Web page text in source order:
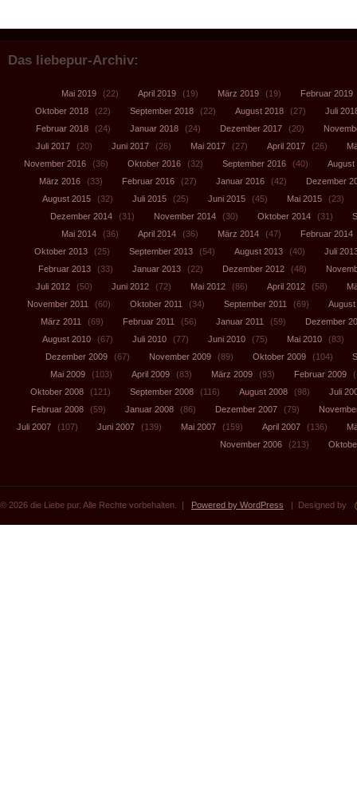
Das liebepur-Archiv:
Mai 2019 (22) April 2019 (19) März 2019 (19) Februar 2019
Oktober 2018
(22) September 2018 (22) August 2018 (27)
Juli
Februar 2018
(24) Januar 2018 (24) Dezember 2017 (20)
Juli 2017
(20) Juni 2017 (26) Mai 2017 (27) April 2017 (26)
November 2016
(36) Oktober 2016 (32) September 2016 (40)
August
März 2016
(33) Februar 2016 (27) Januar 2016 (42)
Dezember
August 2015
(32) Juli 2015 (25) Juni 2015 (45) Mai 2015
(23)
Dezember 2014
(31) November 2014 (30) Oktober 2014 (31)
Mai 2014
(36) April 2014 (36) März 2014 (47) Februar 2014
Oktober 2013
(25) September 2013 (54) August 2013 (40)
Juli
Februar 2013
(33) Januar 2013 (22) Dezember 2012 (48)
Juli 2012
(50) Juni 2012 (72) Mai 2012 (86) April 2012 (58)
November 2011
(60) Oktober 2011 (34) September 2011 (69)
August
März 2011
(69) Februar 2011 (56) Januar 2011 (59)
Dezember
August 2010
(67) Juli 2010 (77) Juni 2010 (75) Mai 2010
(83)
Dezember 2009
(67) November 2009 (89) Oktober 2009 (104)
Mai 2009
(103) April 2009 (83) März 2009 (93) Februar 2009
Oktober 2008
(121) September 2008 (116) August 2008 (98)
Juli
Februar 2008
(59) Januar 2008 (86) Dezember 2007 (79)
Juli 2007
(107) Juni 2007 (139) Mai 2007 (159) April 2007 (136)
November 2006
(213)
© 2026 die Liebe pur. Alle Rechte vorbehalten. | Powered by WordPress | Designed by